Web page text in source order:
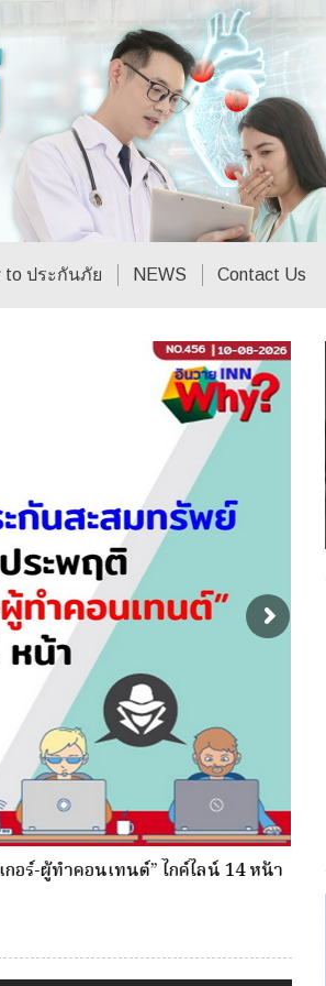
to ประกันภัย NEWS Contact Us
ต หมายเลขโทรศัพท์ 0-2791-1333
ภ